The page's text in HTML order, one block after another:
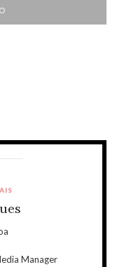
Manager